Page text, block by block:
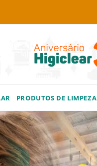
PRODUTOS DE LIMPEZA